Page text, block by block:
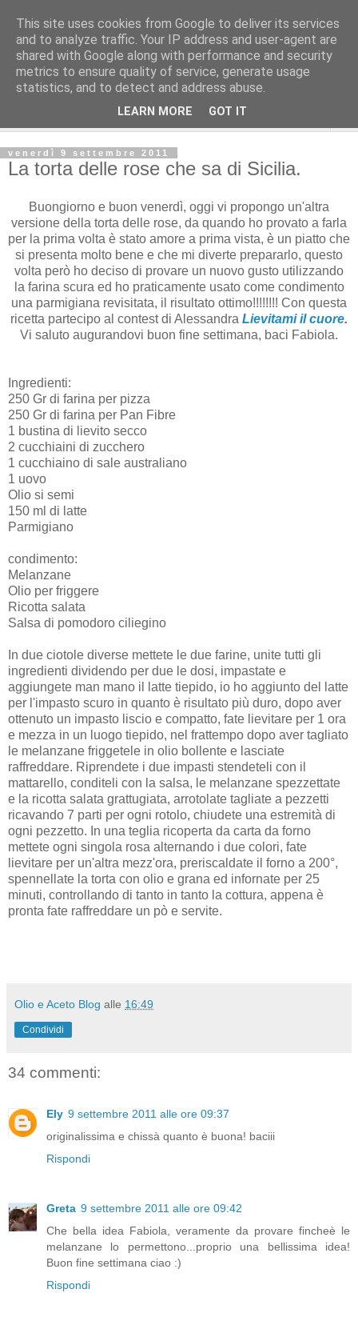
venerdì 9 settembre 2011
La torta delle rose che sa di Sicilia.
Buongiorno e buon venerdì, oggi vi propongo un'altra
versione della torta delle rose, da quando ho provato a farla
per la prima volta è stato amore a prima vista, è un piatto che
si presenta molto bene e che mi diverte prepararlo, questo
volta però ho deciso di provare un nuovo gusto utilizzando
la farina scura ed ho praticamente usato come condimento
una parmigiana revisitata, il risultato ottimo!!!!!!!! Con questa
ricetta partecipo al contest di Alessandra Lievitami il cuore.
Vi saluto augurandovi buon fine settimana, baci Fabiola.
Ingredienti:
250 Gr di farina per pizza
250 Gr di farina per Pan Fibre
1 bustina di lievito secco
2 cucchiaini di zucchero
1 cucchiaino di sale australiano
1 uovo
Olio si semi
150 ml di latte
Parmigiano
condimento:
Melanzane
Olio per friggere
Ricotta salata
Salsa di pomodoro ciliegino
In due ciotole diverse mettete le due farine, unite tutti gli
ingredienti dividendo per due le dosi, impastate e
aggiungete man mano il latte tiepido, io ho aggiunto del latte
per l'impasto scuro in quanto è risultato più duro, dopo aver
ottenuto un impasto liscio e compatto, fate lievitare per 1 ora
e mezza in un luogo tiepido, nel frattempo dopo aver tagliato
le melanzane friggetele in olio bollente e lasciate
raffreddare. Riprendete i due impasti stendeteli con il
mattarello, conditeli con la salsa, le melanzane spezzettate
e la ricotta salata grattugiata, arrotolate tagliate a pezzetti
ricavando 7 parti per ogni rotolo, chiudete una estremità di
ogni pezzetto. In una teglia ricoperta da carta da forno
mettete ogni singola rosa alternando i due colori, fate
lievitare per un'altra mezz'ora, preriscaldate il forno a 200°,
spennellate la torta con olio e grana ed infornate per 25
minuti, controllando di tanto in tanto la cottura, appena è
pronta fate raffreddare un pò e servite.
Olio e Aceto Blog alle 16:49
Condividi
34 commenti:
Ely 9 settembre 2011 alle ore 09:37
originalissima e chissà quanto è buona! baciii
Rispondi
Greta 9 settembre 2011 alle ore 09:42
Che bella idea Fabiola, veramente da provare fincheè le
melanzane lo permettono...proprio una bellissima idea!
Buon fine settimana ciao :)
Rispondi
This site uses cookies from Google to deliver its services
and to analyze traffic. Your IP address and user-agent are
shared with Google along with performance and security
metrics to ensure quality of service, generate usage
statistics, and to detect and address abuse.
LEARN MORE GOT IT